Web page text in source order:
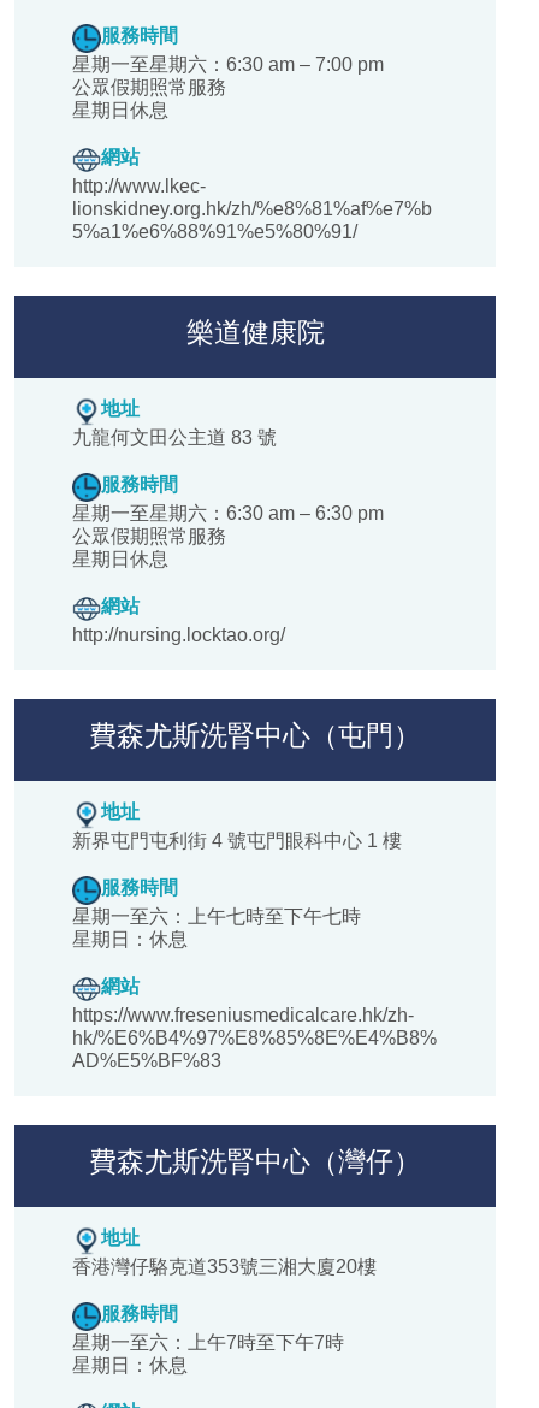
服務時間
星期一至星期六：6:30 am – 7:00 pm
公眾假期照常服務
星期日休息
網站
http://www.lkec-
lionskidney.org.hk/zh/%e8%81%af%e7%b
5%a1%e6%88%91%e5%80%91/
樂道健康院
地址
九龍何文田公主道 83 號
服務時間
星期一至星期六：6:30 am – 6:30 pm
公眾假期照常服務
星期日休息
網站
http://nursing.locktao.org/
費森尤斯洗腎中心（屯門）
地址
新界屯門屯利街 4 號屯門眼科中心 1 樓
服務時間
星期一至六：上午七時至下午七時
星期日：休息
網站
https://www.freseniusmedicalcare.hk/zh-
hk/%E6%B4%97%E8%85%8E%E4%B8%
AD%E5%BF%83
費森尤斯洗腎中心（灣仔）
地址
香港灣仔駱克道353號三湘大廈20樓
服務時間
星期一至六：上午7時至下午7時
星期日：休息